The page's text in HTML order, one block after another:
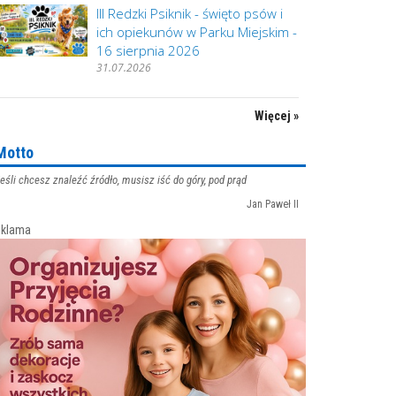
III Redzki Psiknik - święto psów i
ich opiekunów w Parku Miejskim -
16 sierpnia 2026
31.07.2026
Więcej »
chcesz znaleźć źródło, musisz iść do góry, pod prąd
Jan Paweł II